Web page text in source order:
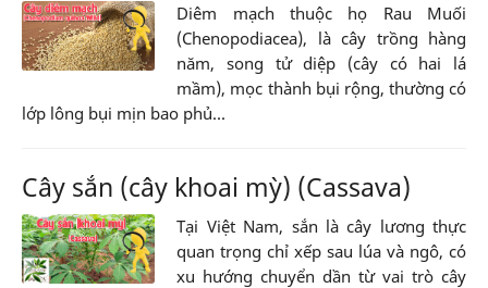
Diêm mạch thuộc họ Rau Muối
(Chenopodiacea), là cây trồng hàng
năm, song tử diệp (cây có hai lá
mầm), mọc thành bụi rộng, thường có
lớp lông bụi mịn bao phủ...
Cây sắn (cây khoai mỳ) (Cassava)
Tại Việt Nam, sắn là cây lương thực
quan trọng chỉ xếp sau lúa và ngô, có
xu hướng chuyển dần từ vai trò cây